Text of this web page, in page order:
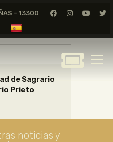
- 13300
DIBUJO
de Sagrario
Prieto
noticias y